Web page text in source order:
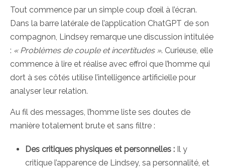
Tout commence par un simple coup d’œil à l’écran.
Dans la barre latérale de l’application ChatGPT de son
compagnon, Lindsey remarque une discussion intitulée
: « Problèmes de couple et incertitudes ». Curieuse, elle
commence à lire et réalise avec effroi que l’homme qui
dort à ses côtés utilise l’intelligence artificielle pour
analyser leur relation.
Au fil des messages, l’homme liste ses doutes de
manière totalement brute et sans filtre :
Des critiques physiques et personnelles : Il y
critique l’apparence de Lindsey, sa personnalité, et